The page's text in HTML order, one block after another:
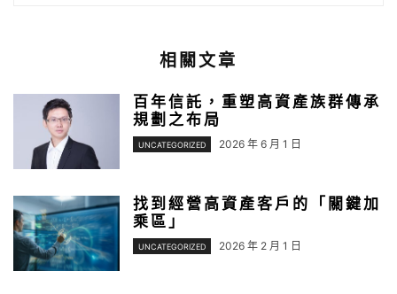
相關文章
百年信託，重塑高資產族群傳承
規劃之布局
UNCATEGORIZED 2026 年 6 月 1 日
找到經營高資產客戶的「關鍵加
乘區」
UNCATEGORIZED 2026 年 2 月 1 日